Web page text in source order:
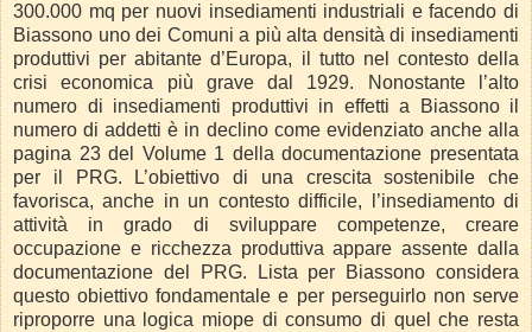
300.000 mq per nuovi insediamenti industriali e facendo di
Biassono uno dei Comuni a più alta densità di insediamenti
produttivi per abitante d’Europa, il tutto nel contesto della
crisi economica più grave dal 1929. Nonostante l’alto
numero di insediamenti produttivi in effetti a Biassono il
numero di addetti è in declino come evidenziato anche alla
pagina 23 del Volume 1 della documentazione presentata
per il PRG. L’obiettivo di una crescita sostenibile che
favorisca, anche in un contesto difficile, l’insediamento di
attività in grado di sviluppare competenze, creare
occupazione e ricchezza produttiva appare assente dalla
documentazione del PRG. Lista per Biassono considera
questo obiettivo fondamentale e per perseguirlo non serve
riproporre una logica miope di consumo di quel che resta